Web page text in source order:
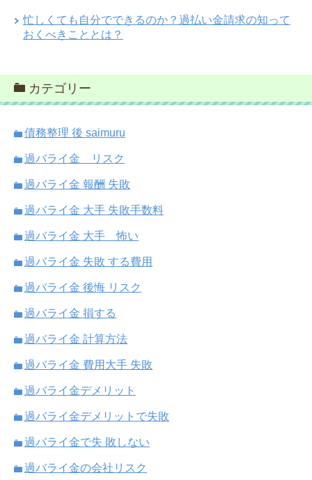
忙しくても自分でできるのか？過払い金請求の知って
おくべきこととは？
カテゴリー
債務整理 後 saimuru
過バライ金 リスク
過バライ金 報酬 失敗
過バライ金 大手 失敗手数料
過バライ金 大手 怖い
過バライ金 失敗 する費用
過バライ金 後悔 リスク
過バライ金 損する
過バライ金 計算方法
過バライ金 費用大手 失敗
過バライ金デメリット
過バライ金デメリットで失敗
過バライ金で失 敗しない
過バライ金の会社リスク